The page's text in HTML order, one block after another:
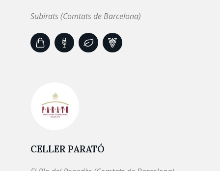
Subirats (Comtats de Barcelona)
CELLER PARATÓ